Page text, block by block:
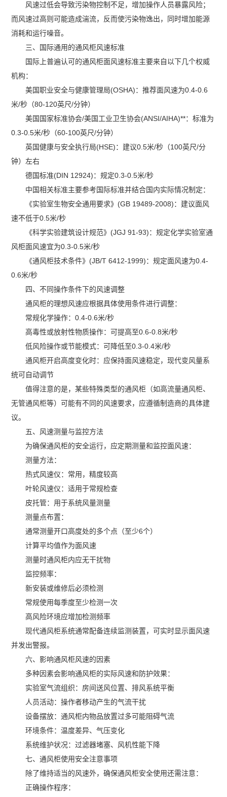
风速过低会导致污染物控制不足，增加操作人员暴露风险；
而风速过高则可能造成湍流，反而使污染物逸出，同时增加能源
消耗和运行噪音。
三、国际通用的通风柜风速标准
国际上普遍认可的通风柜面风速标准主要来自以下几个权威
机构：
美国职业安全与健康管理局(OSHA)：推荐面风速为0.4-0.6
米/秒（80-120英尺/分钟）
美国国家标准协会/美国工业卫生协会(ANSI/AIHA)**：标准为
0.3-0.5米/秒（60-100英尺/分钟）
英国健康与安全执行局(HSE)：建议0.5米/秒（100英尺/分
钟）左右
德国标准(DIN 12924)：规定0.3-0.5米/秒
中国相关标准主要参考国际标准并结合国内实际情况制定：
《实验室生物安全通用要求》(GB 19489-2008)：建议面风
速不低于0.5米/秒
《科学实验建筑设计规范》(JGJ 91-93)：规定化学实验室通
风柜面风速宜为0.3-0.5米/秒
《通风柜技术条件》(JB/T 6412-1999)：规定面风速为0.4-
0.6米/秒
四、不同操作条件下的风速调整
通风柜的理想风速应根据具体使用条件进行调整：
常规化学操作：0.4-0.6米/秒
高毒性或放射性物质操作：可提高至0.6-0.8米/秒
低风险操作或节能模式：可降低至0.3-0.4米/秒
通风柜开启高度变化时：应保持面风速稳定，现代变风量系
统可自动调节
值得注意的是，某些特殊类型的通风柜（如高流量通风柜、
无管通风柜等）可能有不同的风速要求，应遵循制造商的具体建
议。
五、风速测量与监控方法
为确保通风柜的安全运行，应定期测量和监控面风速：
测量方法：
热式风速仪：常用，精度较高
叶轮风速仪：适用于常规检查
皮托管：用于系统风量测量
测量点布置：
通常测量开口高度处的多个点（至少6个）
计算平均值作为面风速
测量时通风柜内应无干扰物
监控频率：
新安装或维修后必须检测
常规使用每季度至少检测一次
高风险环境应增加检测频率
现代通风柜系统通常配备连续监测装置，可实时显示面风速
并发出警报。
六、影响通风柜风速的因素
多种因素会影响通风柜的实际风速和防护效果：
实验室气流组织：房间送风位置、排风系统平衡
人员活动：操作者移动产生的气流干扰
设备摆放：通风柜内物品放置过多可能阻碍气流
环境条件：温度差异、气压变化
系统维护状况：过滤器堵塞、风机性能下降
七、通风柜使用安全注意事项
除了维持适当的风速外，确保通风柜安全使用还需注意：
正确操作程序：